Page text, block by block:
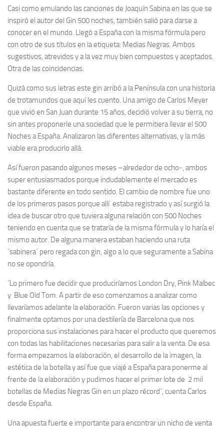
Casi como emulando las canciones de Joaquín Sabina en las que se
inspiró el autor del Gin 500 noches, también salió para darse a
conocer en el mundo. Llegó a España con la misma fórmula pero
con otro de sus títulos en la etiqueta: Medias Negras. Ambos
sugestivos, atrevidos y a la vez muy bien compuestos y aceptados.
Otra de las coincidencias.
Quizá como sus letras este gin arribó a la Península con una historia
de trotamundos que aquí les cuento. Una amigo de Carlos Meyer
que vivió en San Juan durante 15 años, decidió volver a su tierra, no
sin antes proponerle una sociedad que le permitiera llevar el 500
Noches a España. Analizaron las diferentes alternativas, y la más
viable era producirlo allá.
Así fueron pasando algunos meses –alrededor de ocho-, ambos
super entusiasmados porque indudablemente el mercado es
bastante diferente en todo sentido. El cambio de nombre fue uno
de los primeros pasos porque allí estaba registrado y así surgió la
idea de buscar otro que tuviera alguna relación con 500 Noches
teniendo en cuenta que se trataría de la misma fórmula y lo haría el
mismo autor. De alguna manera estaban haciendo una ruta
´sabinera´ pero regada con gin, algo a lo que seguramente a Sabina
no se opondría.
´Lo primero fue decidir que produciríamos London Dry, Pink Malbec
y Blue Old Tom. A partir de eso comenzamos a analizar como
llevaríamos adelante la elaboración. Fueron varias las opciones y
finalmente optamos por una destilería de Barcelona que nos
proporciona sus instalaciones para hacer el producto que queremos
con todas las habilitaciones necesarias para salir a la venta. De esa
forma empezamos la elaboración, el desarrollo de la imagen, la
estética de la botella y así fue que viajé a España para ponerme al
frente de la elaboración y pudimos hacer el primer lote de 2 mil
botellas de Medias Negras Gin en un plazo récord´, cuenta Carlos
desde España.
Una apuesta fuerte e importante para encontrar un nicho de venta